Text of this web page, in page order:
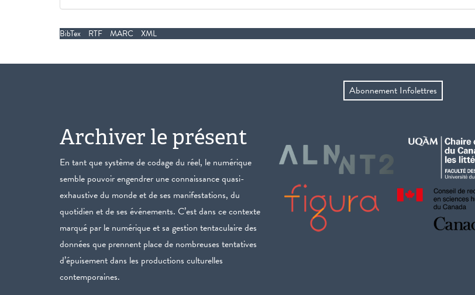
BibTex RTF MARC XML
Abonnement Infolettres
Archiver le présent
En tant que système de codage du réel, le numérique
semble pouvoir engendrer une connaissance quasi-
exhaustive du monde et de ses manifestations, du
quotidien et de ses événements. C’est dans ce contexte
marqué par le numérique et sa gestion tentaculaire des
données que prennent place de nombreuses tentatives
d’épuisement dans les productions culturelles
contemporaines.